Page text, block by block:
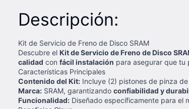
Descripción:
Kit de Servicio de Freno de Disco SRAM
Descubre el Kit de Servicio de Freno de Disco
calidad con fácil instalación para asegurar que tu
Características Principales
Contenido del Kit: Incluye (2) pistones de pinza
Marca: SRAM, garantizando confiabilidad y
Funcionalidad: Diseñado específicamente para el